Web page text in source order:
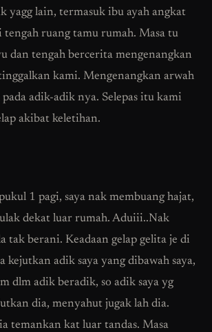
yagg lain, termasuk ibu ayah angkat
tengah ruang tamu rumah. Masa tu
dan tengah bercerita mengenangkan
kami. Mengenangkan arwah
adik-adik nya. Selepas itu kami
akibat keletihan.
1 pagi, saya nak membuang hajat,
dekat luar rumah. Aduiii..Nak
tak berani. Keadaan gelap gelita je di
kejutkan adik saya yang dibawah saya,
dlm adik beradik, so adik saya yg
dia, menyahut jugak lah dia.
temankan kat luar tandas. Masa